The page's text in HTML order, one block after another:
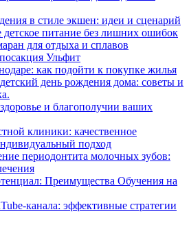
в стиле экшен: идеи и сценарий
детское питание без лишних ошибок
для отдыха и сплавов
Ульфит
как подойти к покупке жилья
день рождения дома: советы и
и благополучии ваших
клиники: качественное
подход
периодонтита молочных зубов:
Преимущества Обучения на
канала: эффективные стратегии